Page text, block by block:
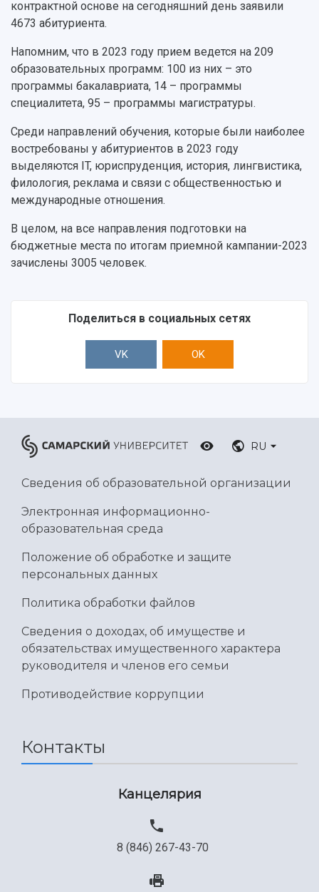
Кафедры
Научные подразделения
Отделы и службы
Общественные организации
Институт искусственного интеллекта
Инжиниринговый центр
Архив
Фирменный стиль
Устойчивое развитие
Кампус
3D-тур по университету
Музеи
Ботанический сад
Международный межвузовский кампус
Тестирование иностранных граждан на
знание русского языка, истории России и
Платные образовательные услуги
Скидки на обучение
Библиотека
Видеолекции
Противодействие COVID-19
Материальная база
Подразделения научного обслуживания
Организационные документы
Результаты научно-исследовательской
деятельности
Научно-технические разработки
Конкурсы научных проектов и грантов
Областной конкурс "Молодой учёный"
Отчеты о научно-исследовательской
деятельности
Журналы Самарского университета
Патенты
Публикации и издания
Отчеты о проведенных конференциях
контрактной основе на сегодняшний день заявили
4673 абитуриента.
Напомним, что в 2023 году прием ведется на 209
образовательных программ: 100 из них – это
программы бакалавриата, 14 – программы
специалитета, 95 – программы магистратуры.
Среди направлений обучения, которые были наиболее
востребованы у абитуриентов в 2023 году
выделяются IT, юриспруденция, история, лингвистика,
филология, реклама и связи с общественностью и
международные отношения.
В целом, на все направления подготовки на
бюджетные места по итогам приемной кампании-2023
зачислены 3005 человек.
Поделиться в социальных сетях
VK OK
RU
Сведения об образовательной организации
Электронная информационно-
образовательная среда
Положение об обработке и защите
персональных данных
Политика обработки файлов
Сведения о доходах, об имуществе и
обязательствах имущественного характера
руководителя и членов его семьи
Противодействие коррупции
Контакты
Канцелярия
8 (846) 267-43-70